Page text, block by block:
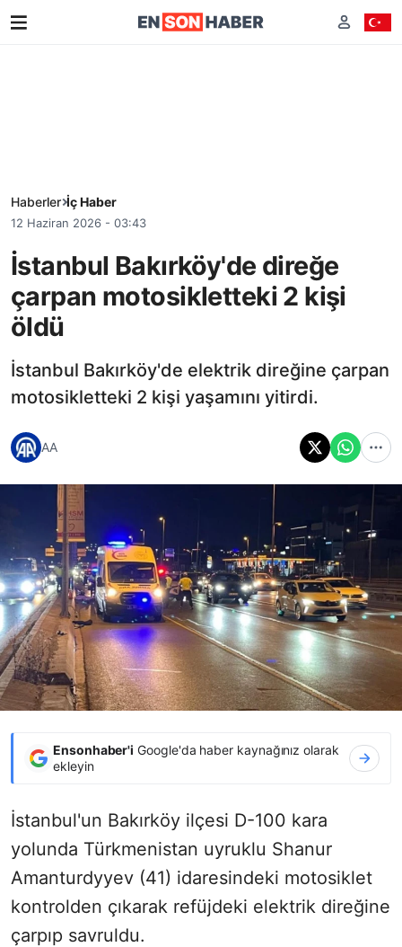
Haberler İç Haber
12 Haziran 2026 - 03:43
İstanbul Bakırköy'de direğe
çarpan motosikletteki 2 kişi
öldü
İstanbul Bakırköy'de elektrik direğine çarpan
motosikletteki 2 kişi yaşamını yitirdi.
AA
Ensonhaber'i Google'da haber kaynağınız olarak
ekleyin
İstanbul'un Bakırköy ilçesi D-100 kara
yolunda Türkmenistan uyruklu Shanur
Amanturdyyev (41) idaresindeki motosiklet
kontrolden çıkarak refüjdeki elektrik direğine
çarpıp savruldu.